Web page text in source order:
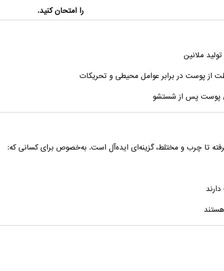
را امتحان کنید.
ملانین
از پوست در برابر عوامل محیطی و تحریکات
پوست پس از شستشو
تا چرب و مختلط، گزینه‌ای ایده‌آل است. به‌خصوص برای کسانی که: